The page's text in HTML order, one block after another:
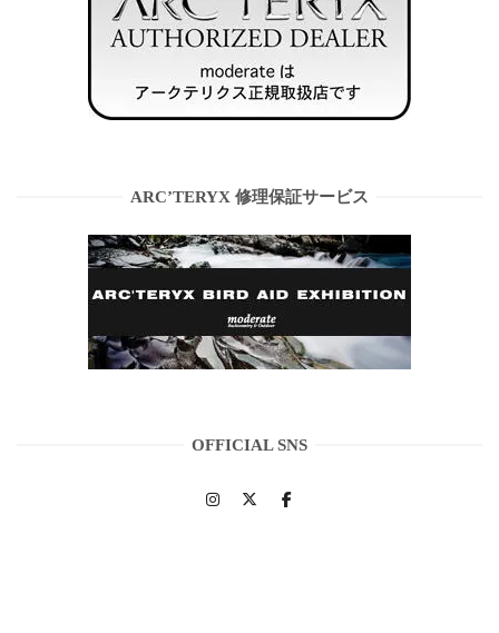
ARC’TERYX 修理保証サービス
OFFICIAL SNS